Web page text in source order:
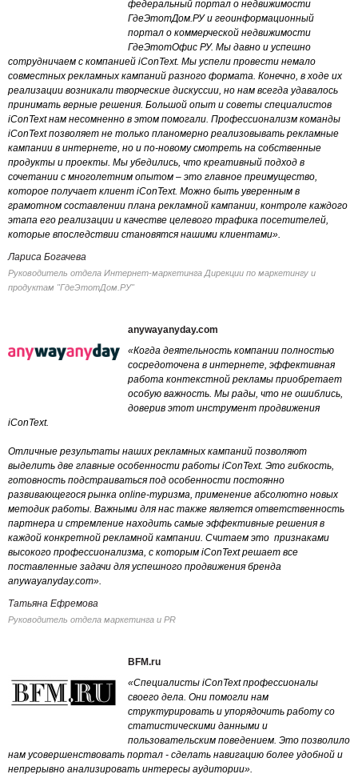
федеральный портал о недвижимости
ГдеЭтотДом.РУ и геоинформационный
портал о коммерческой недвижимости
ГдеЭтотОфис РУ. Мы давно и успешно
сотрудничаем с компанией iConText. Мы успели провести немало
совместных рекламных кампаний разного формата. Конечно, в ходе их
реализации возникали творческие дискуссии, но нам всегда удавалось
принимать верные решения. Большой опыт и советы специалистов
iConText нам несомненно в этом помогали. Профессионализм команды
iConText позволяет не только планомерно реализовывать рекламные
кампании в интернете, но и по-новому смотреть на собственные
продукты и проекты. Мы убедились, что креативный подход в
сочетании с многолетним опытом – это главное преимущество,
которое получает клиент iConText. Можно быть уверенным в
грамотном составлении плана рекламной кампании, контроле каждого
этапа его реализации и качестве целевого трафика посетителей,
которые впоследствии становятся нашими клиентами».
Лариса Богачева
Руководитель отдела Интернет-маркетинга Дирекции по маркетингу и
продуктам "ГдеЭтотДом.РУ"
anywayanyday.com
«Когда деятельность компании полностью
сосредоточена в интернете, эффективная
работа контекстной рекламы приобретает
особую важность. Мы рады, что не ошиблись,
доверив этот инструмент продвижения
iConText.
Отличные результаты наших рекламных кампаний позволяют
выделить две главные особенности работы iConText. Это гибкость,
готовность подстраиваться под особенности постоянно
развивающегося рынка online-туризма, применение абсолютно новых
методик работы. Важными для нас также является ответственность
партнера и стремление находить самые эффективные решения в
каждой конкретной рекламной кампании. Считаем это признаками
высокого профессионализма, с которым iConText решает все
поставленные задачи для успешного продвижения бренда
anywayanyday.com».
Татьяна Ефремова
Руководитель отдела маркетинга и PR
BFM.ru
«Специалисты iConText профессионалы
своего дела. Они помогли нам
структурировать и упорядочить работу со
статистическими данными и
пользовательским поведением. Это позволило
нам усовершенствовать портал - сделать навигацию более удобной и
непрерывно анализировать интересы аудитории».